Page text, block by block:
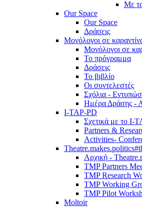
Με
Our Space
Our Space
Δράσεις
Μονόλογοι σε
Μονόλογοι σε
Το πρόγραμμα
Δράσεις
Το βιβλίο
Οι συντελεστές
Σχόλια -
Ημέρα Δράσης -
I-TAP-PD
Σχετικά με το I-
Partners &
Activities-
Αρχική -
TMP Partners
TMP Research
TMP Working
TMP Pilot
Moltoir